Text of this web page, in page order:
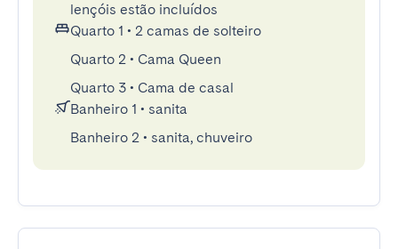
lençóis estão incluídos
Quarto 1 • 2 camas de solteiro
Quarto 2 • Cama Queen
Quarto 3 • Cama de casal
Banheiro 1 • sanita
Banheiro 2 • sanita, chuveiro